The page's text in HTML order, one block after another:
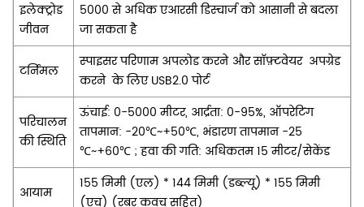
इलेक्ट्रोड
जीवन
5000 से अधिक एआरसी डिस्चार्ज को आसानी से बदला
जा सकता है
टर्निमल
स्पाइसर परिणाम अपलोड करने और सॉफ़्टवेयर अपग्रेड
करने के लिए USB2.0 पोर्ट
परिचालन
की स्थिति
ऊंचाई: 0-5000 मीटर, आर्द्रता: 0-95%, ऑपरेटिंग
तापमान: -20℃~+50℃, भंडारण तापमान -25
℃~+60℃ ; हवा की गति: अधिकतम 15 मीटर/सेकेंड
आयाम
155 मिमी (एल) * 144 मिमी (डब्ल्यू) * 155 मिमी
(एच) (रबर कवच सहित)